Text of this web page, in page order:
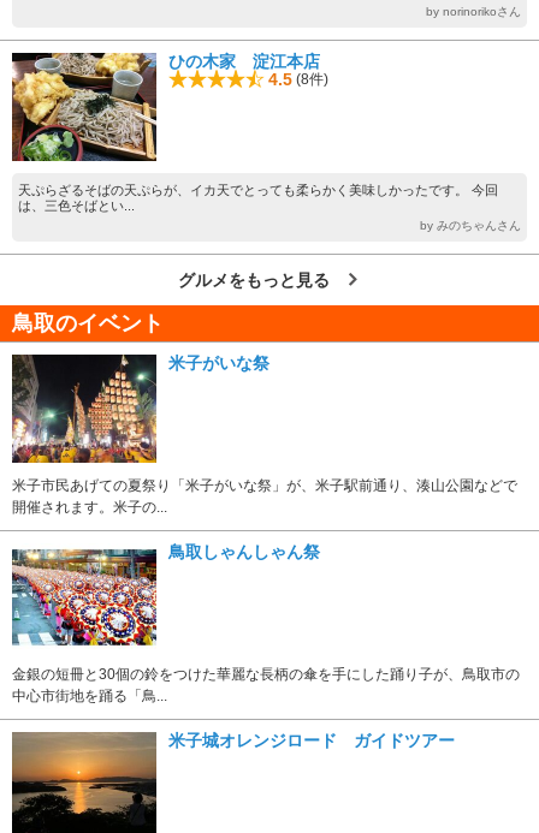
by norinorikoさん
ひの木家 淀江本店
4.5 (8件)
天ぷらざるそばの天ぷらが、イカ天でとっても柔らかく美味しかったです。 今回
は、三色そばとい...
by みのちゃんさん
グルメをもっと見る
鳥取のイベント
米子がいな祭
米子市民あげての夏祭り「米子がいな祭」が、米子駅前通り、湊山公園などで
開催されます。米子の...
鳥取しゃんしゃん祭
金銀の短冊と30個の鈴をつけた華麗な長柄の傘を手にした踊り子が、鳥取市の
中心市街地を踊る「鳥...
米子城オレンジロード ガイドツアー